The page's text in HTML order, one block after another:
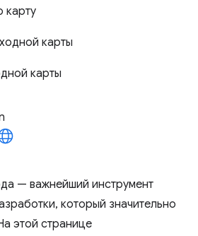
карту
карты
карты
— важнейший инструмент
который значительно
этой странице